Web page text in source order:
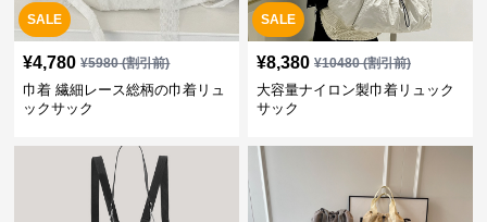
SALE
¥4,780 ¥5980(割引前)
巾着 繊細レース総柄の巾着リュ
ックサック
SALE
¥8,380 ¥10480(割引前)
大容量ナイロン製巾着リュック
サック